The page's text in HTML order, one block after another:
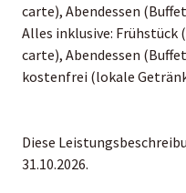
carte), Abendessen
Alles inklusive: Frühstück
carte), Abendessen
kostenfrei (lokale
Diese
31.10.2026.